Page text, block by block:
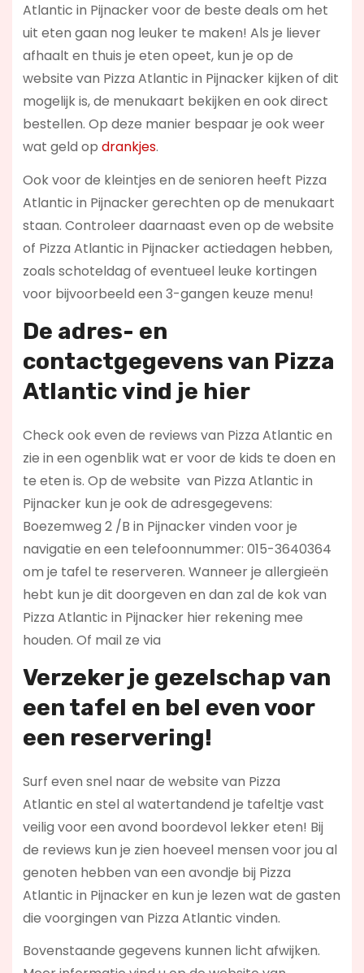
Atlantic in Pijnacker voor de beste deals om het
uit eten gaan nog leuker te maken! Als je liever
afhaalt en thuis je eten opeet, kun je op de
website van Pizza Atlantic in Pijnacker kijken of dit
mogelijk is, de menukaart bekijken en ook direct
bestellen. Op deze manier bespaar je ook weer
wat geld op drankjes.
Ook voor de kleintjes en de senioren heeft Pizza
Atlantic in Pijnacker gerechten op de menukaart
staan. Controleer daarnaast even op de website
of Pizza Atlantic in Pijnacker actiedagen hebben,
zoals schoteldag of eventueel leuke kortingen
voor bijvoorbeeld een 3-gangen keuze menu!
De adres- en
contactgegevens van Pizza
Atlanticvind je hier
Check ook even de reviews van Pizza Atlantic en
zie in een ogenblik wat er voor de kids te doen en
te eten is. Op de website van Pizza Atlantic in
Pijnacker kun je ook de adresgegevens:
Boezemweg 2 /B in Pijnacker vinden voor je
navigatie en een telefoonnummer: 015-3640364
om je tafel te reserveren. Wanneer je allergieën
hebt kun je dit doorgeven en dan zal de kok van
Pizza Atlantic in Pijnacker hier rekening mee
houden. Of mail ze via
Verzeker je gezelschap van
een tafel en bel even voor
een reservering!
Surf even snel naar de website van Pizza
Atlantic en stel al watertandend je tafeltje vast
veilig voor een avond boordevol lekker eten! Bij
de reviews kun je zien hoeveel mensen voor jou al
genoten hebben van een avondje bij Pizza
Atlantic in Pijnacker en kun je lezen wat de gasten
die voorgingen van Pizza Atlantic vinden.
Bovenstaande gegevens kunnen licht afwijken.